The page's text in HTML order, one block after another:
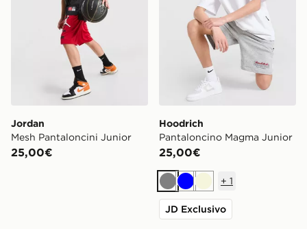
Jordan
Mesh Pantaloncini Junior
25,00€
Hoodrich
Pantaloncino Magma Junior
25,00€
Grigio
BluBeige
+ 1
JD Exclusivo